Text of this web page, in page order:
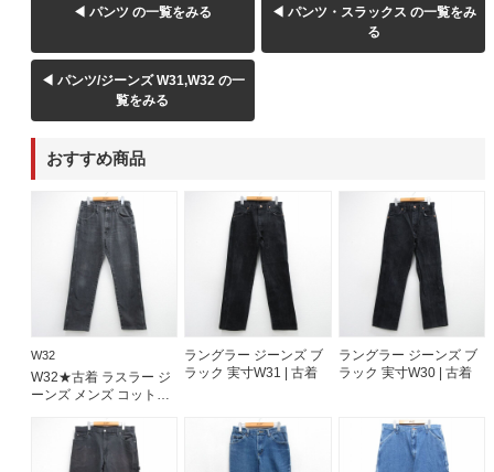
40年代
すべての年代を見る
週刊ラッシュアウト新聞
古着コラム
メディア・イベント情報
Youtube 古着屋Rush Out チャンネル
スタッフコーディネート
◀ パンツ の一覧をみる
◀ パンツ・スラックス の一覧をみ
る
◀ パンツ/ジーンズ W31,W32 の一
覧をみる
おすすめ商品
W32
W32★古着 ラスラー ジ
ーンズ メンズ コットン
26aug07
ラングラー ジーンズ ブ
ラック 実寸W31 | 古着
ラングラー ジーンズ ブ
ラック 実寸W30 | 古着